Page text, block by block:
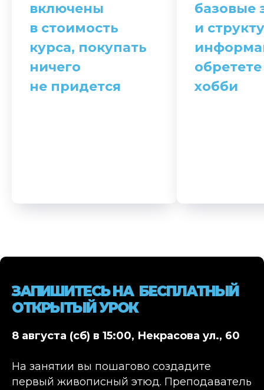
включены
в стоимость
курса, покупать
ничего
не придется
базовые
и
хобби
ЗАПИШИТЕСЬ НА БЕСПЛАТНЫЙ
ОТКРЫТЫЙ УРОК
8 августа (сб) в 15:00, Некрасова ул., 60
На занятии вы пошагово создадите
первый живописный этюд. Преподаватель